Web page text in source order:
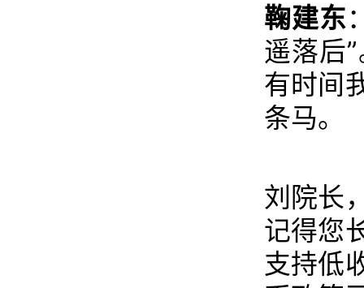
鞠建东
遥落后
有时间
条马。
刘院长
记得您
支持低